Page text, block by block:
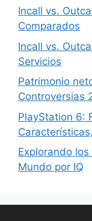
Incall vs.
Comparados
Incall vs.
Servicios
Patrimonio
Controversias
PlayStation 6:
Explorando
Mundo por IQ